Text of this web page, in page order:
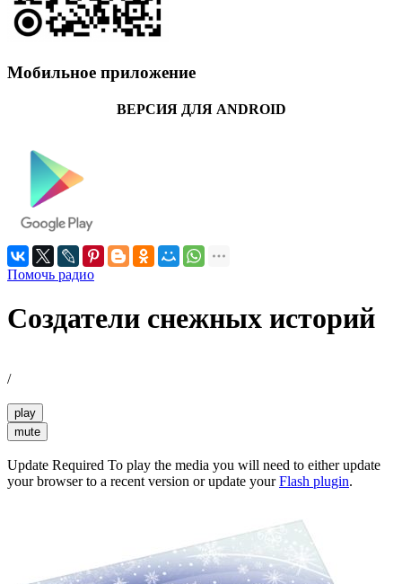
Мобильное приложение
ВЕРСИЯ ДЛЯ ANDROID
Помочь радио
Создатели снежных историй
/
play
mute
Update Required To play the media you will need to either update
your browser to a recent version or update yourFlash plugin.